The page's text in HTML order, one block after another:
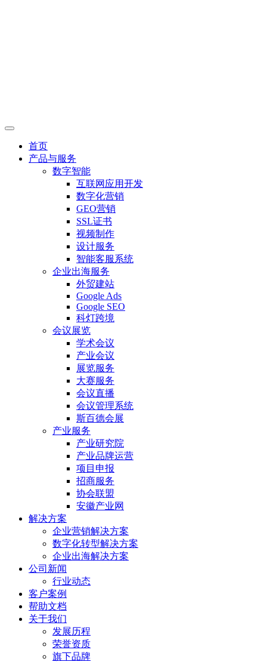
首页
产品与服务
数字智能
互联网应用开发
数字化营销
GEO营销
SSL证书
视频制作
设计服务
智能客服系统
企业出海服务
外贸建站
Google Ads
Google SEO
科灯跨境
会议展览
学术会议
产业会议
展览服务
大赛服务
会议直播
会议管理系统
斯百德会展
产业服务
产业研究院
产业品牌运营
项目申报
招商服务
协会联盟
安徽产业网
解决方案
企业营销解决方案
数字化转型解决方案
企业出海解决方案
公司新闻
行业动态
客户案例
帮助文档
关于我们
发展历程
荣誉资质
旗下品牌